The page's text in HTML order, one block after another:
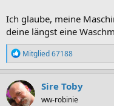
Ich glaube, meine
deine längst eine
R
e
a
k
t
i
Mitglied 67188
Sire Toby
ww-robinie